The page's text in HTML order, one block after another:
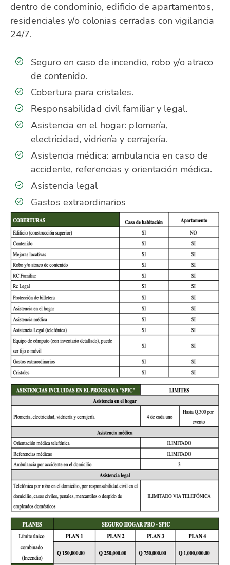
dentro de condominio, edificio de apartamentos,
residenciales y/o colonias cerradas con vigilancia
24/7.
Seguro en caso de incendio, robo y/o atraco
de contenido.
Cobertura para cristales.
Responsabilidad civil familiar y legal.
Asistencia en el hogar: plomería,
electricidad, vidriería y cerrajería.
Asistencia médica: ambulancia en caso de
accidente, referencias y orientación médica.
Asistencia legal
Gastos extraordinarios